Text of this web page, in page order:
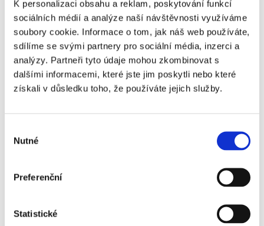
K personalizaci obsahu a reklam, poskytování funkcí
sociálních médií a analýze naší návštěvnosti využíváme
soubory cookie. Informace o tom, jak náš web používáte,
sdílíme se svými partnery pro sociální média, inzerci a
analýzy. Partneři tyto údaje mohou zkombinovat s
dalšími informacemi, které jste jim poskytli nebo které
získali v důsledku toho, že používáte jejich služby.
souhlasu
Nutné
Preferenční
Statistické
Telefon